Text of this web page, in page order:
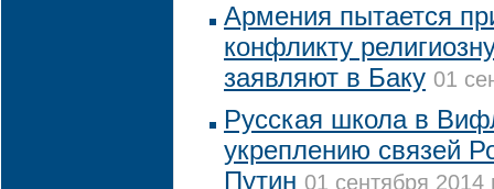
Армения пытается
конфликту
заявляют в Баку 01
Русская школа в
укреплению связей
Путин 01 сентября 2014